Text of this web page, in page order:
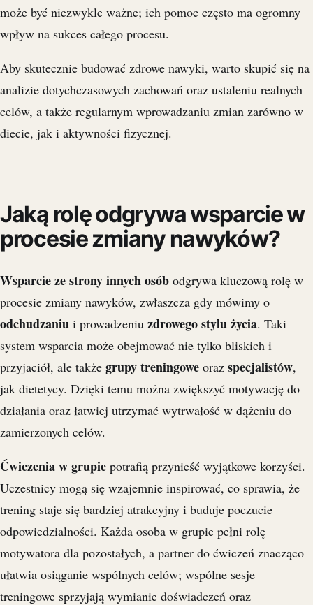
może być niezwykle ważne; ich pomoc często ma ogromny
wpływ na sukces całego procesu.
Aby skutecznie budować zdrowe nawyki, warto skupić się na
analizie dotychczasowych zachowań oraz ustaleniu realnych
celów, a także regularnym wprowadzaniu zmian zarówno w
diecie, jak i aktywności fizycznej.
Jaką rolę odgrywa wsparcie w
procesie zmiany nawyków?
Wsparcie ze strony innych osób odgrywa kluczową rolę w
procesie zmiany nawyków, zwłaszcza gdy mówimy o
odchudzaniu i prowadzeniu zdrowego stylu życia. Taki
system wsparcia może obejmować nie tylko bliskich i
przyjaciół, ale także grupy treningowe oraz specjalistów,
jak dietetycy. Dzięki temu można zwiększyć motywację do
działania oraz łatwiej utrzymać wytrwałość w dążeniu do
zamierzonych celów.
Ćwiczenia w grupie potrafią przynieść wyjątkowe korzyści.
Uczestnicy mogą się wzajemnie inspirować, co sprawia, że
trening staje się bardziej atrakcyjny i buduje poczucie
odpowiedzialności. Każda osoba w grupie pełni rolę
motywatora dla pozostałych, a partner do ćwiczeń znacząco
ułatwia osiąganie wspólnych celów; wspólne sesje
treningowe sprzyjają wymianie doświadczeń oraz